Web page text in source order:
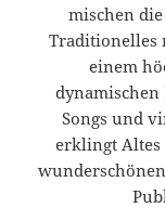
mischen
Traditionelles
einem
dynamischen
Songs und
erklingt Altes